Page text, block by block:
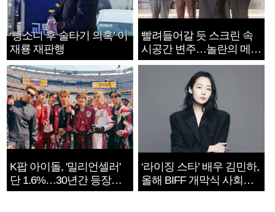
‘뺑소니 후 술타기 의혹’ 이
재룡 재판행
빨려들어갈 듯 스크린 속
시공간 변주…놀란의 메시
지는 ‘전쟁 속죄’
K팝 아이돌, '밀리언셀러'
단 1.6%…30년간 등장
1182개팀 전수조사
‘라이징 스타’ 배우 김민하,
올해 BIFF 개막식 사회자
확정